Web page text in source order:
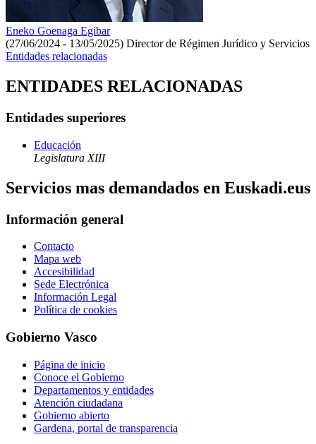
Eneko Goenaga Egibar
(27/06/2024 - 13/05/2025) Director de Régimen Jurídico y Servicios
Entidades relacionadas
ENTIDADES RELACIONADAS
Entidades superiores
Educación
Legislatura XIII
Servicios mas demandados en Euskadi.eus
Información general
Contacto
Mapa web
Accesibilidad
Sede Electrónica
Información Legal
Política de cookies
Gobierno Vasco
Página de inicio
Conoce el Gobierno
Departamentos y entidades
Atención ciudadana
Gobierno abierto
Gardena, portal de transparencia